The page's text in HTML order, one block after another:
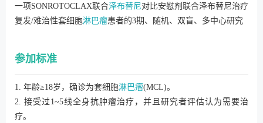
一项SONROTOCLAX联合泽布替尼对比安慰剂联合泽布替尼治疗
复发/难治性套细胞淋巴瘤患者的3期、随机、双盲、多中心研究
参加标准
1. 年龄≥18岁，确诊为套细胞淋巴瘤(MCL)。
2. 接受过1~5线全身抗肿瘤治疗，并且研究者评估认为需要治
疗。